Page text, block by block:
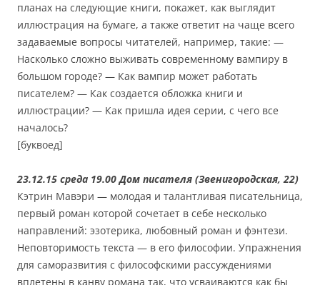
планах на следующие книги, покажет, как выглядит
иллюстрация на бумаге, а также ответит на чаще всего
задаваемые вопросы читателей, например, такие: —
Насколько сложно выживать современному вампиру в
большом городе? — Как вампир может работать
писателем? — Как создается обложка книги и
иллюстрации? — Как пришла идея серии, с чего все
началось?
[буквоед]
23.12.15 среда 19.00 Дом писателя (Звенигородская, 22)
Кэтрин Мавэри — молодая и талантливая писательница,
первый роман которой сочетает в себе несколько
направлений: эзотерика, любовный роман и фэнтези.
Неповторимость текста — в его философии. Упражнения
для саморазвития с философскими рассуждениями
вплетены в канву романа так, что усваиваются как бы